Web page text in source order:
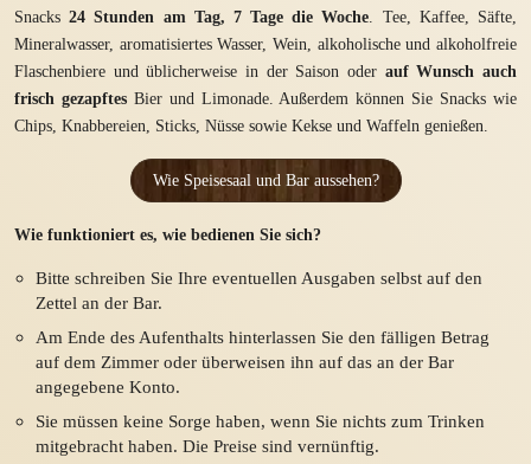
Snacks24 Stunden am Tag, 7 Tage die Woche. Tee, Kaffee, Säfte,
Mineralwasser, aromatisiertes Wasser, Wein, alkoholische und alkoholfreie
Flaschenbiere und üblicherweise in der Saison oder auf Wunsch auch
frisch gezapftesBier und Limonade. Außerdem können Sie Snacks wie
Chips, Knabbereien, Sticks, Nüsse sowie Kekse und Waffeln genießen.
Wie Speisesaal und Bar aussehen?
Wie funktioniert es, wie bedienen Sie sich?
Bitte schreiben Sie Ihre eventuellen Ausgaben selbst auf den
Zettel an der Bar.
Am Ende des Aufenthalts hinterlassen Sie den fälligen Betrag
auf dem Zimmer oder überweisen ihn auf das an der Bar
angegebene Konto.
Sie müssen keine Sorge haben, wenn Sie nichts zum Trinken
mitgebracht haben. Die Preise sind vernünftig.